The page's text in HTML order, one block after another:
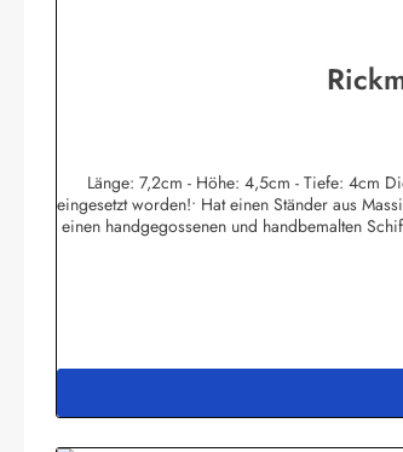
Länge: 7,2cm - Höhe: 4,5cm - Tiefe: 4cm
eingesetzt worden!• Hat einen Ständer aus
einen handgegossenen und handbemalten